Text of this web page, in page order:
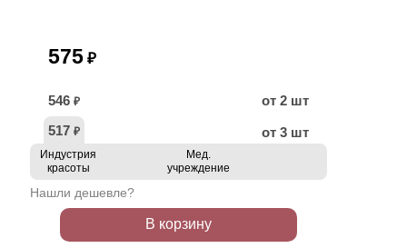
575 ₽
546 ₽
от 2 шт
517 ₽ от 3 шт
Индустрия
красоты
Мед.
учреждение
Нашли дешевле?
В корзину